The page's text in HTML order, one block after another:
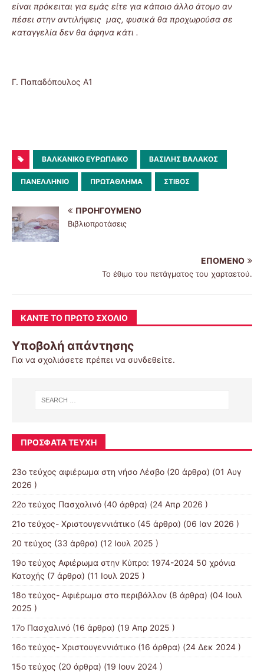
είναι πρόκειται για εμάς είτε για κάποιο άλλο άτομο αν
πέσει στην αντιλήψεις μας, φυσικά θα προχωρούσα σε
καταγγελία δεν θα άφηνα κάτι .
Γ. Παπαδόπουλος Α1
ΒΑΛΚΑΝΙΚΌ ΕΥΡΩΠΑΙΚΌ ΒΑΣΊΛΗΣ ΒΑΛΆΚΟΣ
ΠΑΝΕΛΛΗΝΙΟ ΠΡΩΤΆΘΛΗΜΑ ΣΤΊΒΟΣ
ΠΡΟΗΓΟΎΜΕΝΟ
Βιβλιοπροτάσεις
ΕΠΌΜΕΝΟ
Το έθιμο του πετάγματος του χαρταετού.
ΚΆΝΤΕ ΤΟ ΠΡΏΤΟ ΣΧΌΛΙΟ
Υποβολή απάντησης
Για να σχολιάσετε πρέπει να συνδεθείτε.
ΠΡΌΣΦΑΤΑ ΤΕΎΧΗ
23ο τεύχος αφιέρωμα στη νήσο Λέσβο (20 άρθρα) (01 Αυγ
2026 )
22ο τεύχος Πασχαλινό (40 άρθρα) (24 Απρ 2026 )
21ο τεύχος- Χριστουγεννιάτικο (45 άρθρα) (06 Ιαν 2026 )
20 τεύχος (33 άρθρα) (12 Ιουλ 2025 )
19o τεύχος Αφιέρωμα στην Κύπρο: 1974-2024 50 χρόνια
Κατοχής (7 άρθρα) (11 Ιουλ 2025 )
18ο τεύχος- Αφιέρωμα στο περιβάλλον (8 άρθρα) (04 Ιουλ
2025 )
17ο Πασχαλινό (16 άρθρα) (19 Απρ 2025 )
16ο τεύχος- Χριστουγεννιάτικο (16 άρθρα) (24 Δεκ 2024 )
15ο τεύχος (20 άρθρα) (19 Ιουν 2024 )